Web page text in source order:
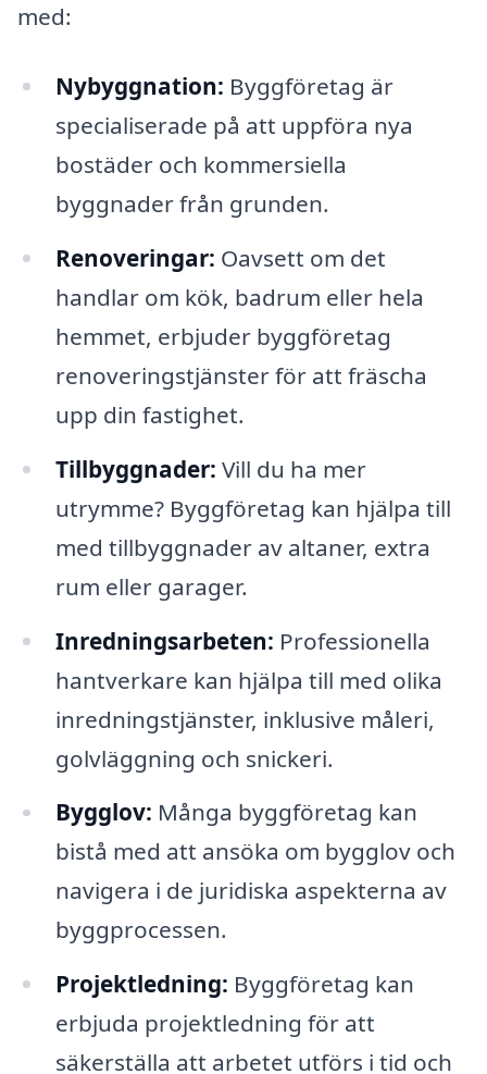
med:
Nybyggnation: Byggföretag är
specialiserade på att uppföra nya
bostäder och kommersiella
byggnader från grunden.
Renoveringar: Oavsett om det
handlar om kök, badrum eller hela
hemmet, erbjuder byggföretag
renoveringstjänster för att fräscha
upp din fastighet.
Tillbyggnader: Vill du ha mer
utrymme? Byggföretag kan hjälpa till
med tillbyggnader av altaner, extra
rum eller garager.
Inredningsarbeten: Professionella
hantverkare kan hjälpa till med olika
inredningstjänster, inklusive måleri,
golvläggning och snickeri.
Bygglov: Många byggföretag kan
bistå med att ansöka om bygglov och
navigera i de juridiska aspekterna av
byggprocessen.
Projektledning: Byggföretag kan
erbjuda projektledning för att
säkerställa att arbetet utförs i tid och